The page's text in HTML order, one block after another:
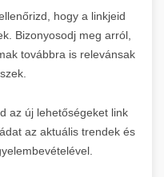
hogy a linkjeid
Bizonyosodj meg arról,
továbbra is relevánsak
az új lehetőségeket link
az aktuális trendek és